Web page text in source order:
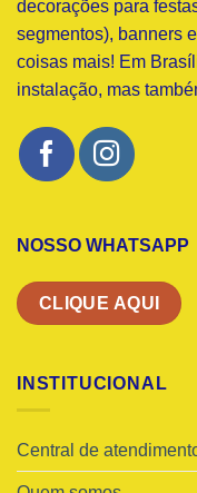
decorações para
segmentos), banners
coisas mais! Em
instalação, mas
NOSSO WHATSAPP
CLIQUE AQUI
INSTITUCIONAL
Central de